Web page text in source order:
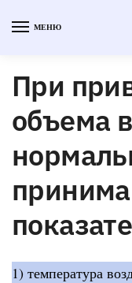
МЕНЮ
При
объема
1) температура